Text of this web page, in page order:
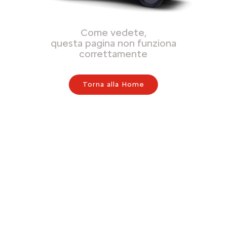
Come vedete,
questa pagina non funziona
correttamente
Torna alla Home